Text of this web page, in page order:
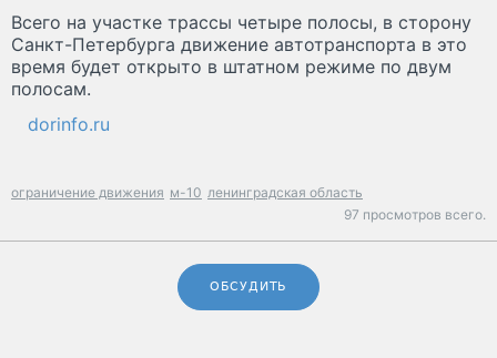
Всего на участке трассы четыре полосы, в сторону
Санкт-Петербурга движение автотранспорта в это
время будет открыто в штатном режиме по двум
полосам.
dorinfo.ru
ограничение движения м-10 ленинградская область
97 просмотров всего.
ОБСУДИТЬ